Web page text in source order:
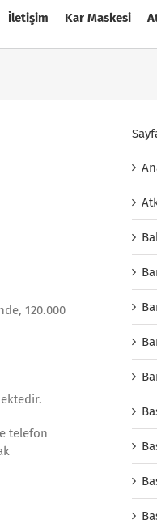
İletişim Kar Maskesi
120.000
telefon